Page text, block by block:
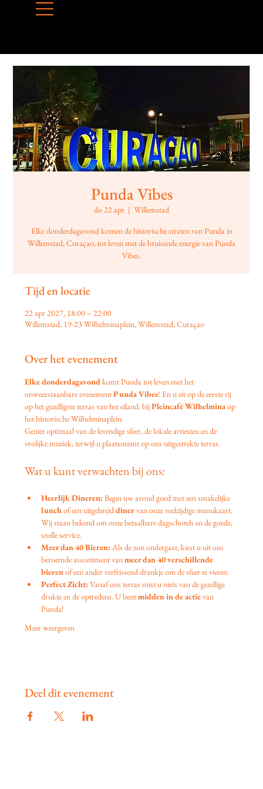
Punda Vibes
do 22 apr
  |
Willemstad
Elke donderdagavond komen de historische straten van Punda in
Willemstad, Curaçao, tot leven met de bruisende energie van Punda
Vibes.
Tijd en locatie
22 apr 2027, 18:00 – 22:00
Willemstad, 19-23 Wilhelminaplein, Willemstad, Curaçao
Over het evenement
Elke donderdagavond komt Punda tot leven met het
onweerstaanbare evenement Punda Vibes! En u zit op de eerste rij
op het gezelligste terras van het eiland: bij Pleincafé Wilhelmina op
het historische Wilhelminaplein.
Geniet optimaal van de levendige sfeer, de lokale artiesten en de
vrolijke muziek, terwijl u plaatsneemt op ons uitgestrekte terras.
Wat u kunt verwachten bij ons:
Heerlijk Dineren: Begin uw avond goed met een smakelijke
lunch of een uitgebreid diner van onze veelzijdige menukaart.
Wij staan bekend om onze betaalbare dagschotels en de goede,
snelle service.
Meer dan 40 Bieren: Als de zon ondergaat, kiest u uit ons
beroemde assortiment van meer dan 40 verschillende
bieren of een ander verfrissend drankje om de sfeer te vieren.
Perfect Zicht: Vanaf ons terras mist u niets van de gezellige
drukte en de optredens. U bent midden in de actie van
Punda!
Meer weergeven
Deel dit evenement